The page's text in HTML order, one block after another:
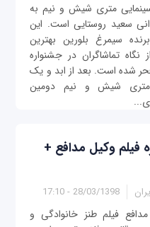
متری شیش و نیم به
سعید روستایی است. این
سیمرغ بلورین بهترین
نگاه تماشاگران در جشنواره
شده است. بعد از ابد و یک
متری شیش و نیم دومین
فیلم وکیل مدافع +
28/03/1398 - 17:10
فیلم طنز خانوادگی و